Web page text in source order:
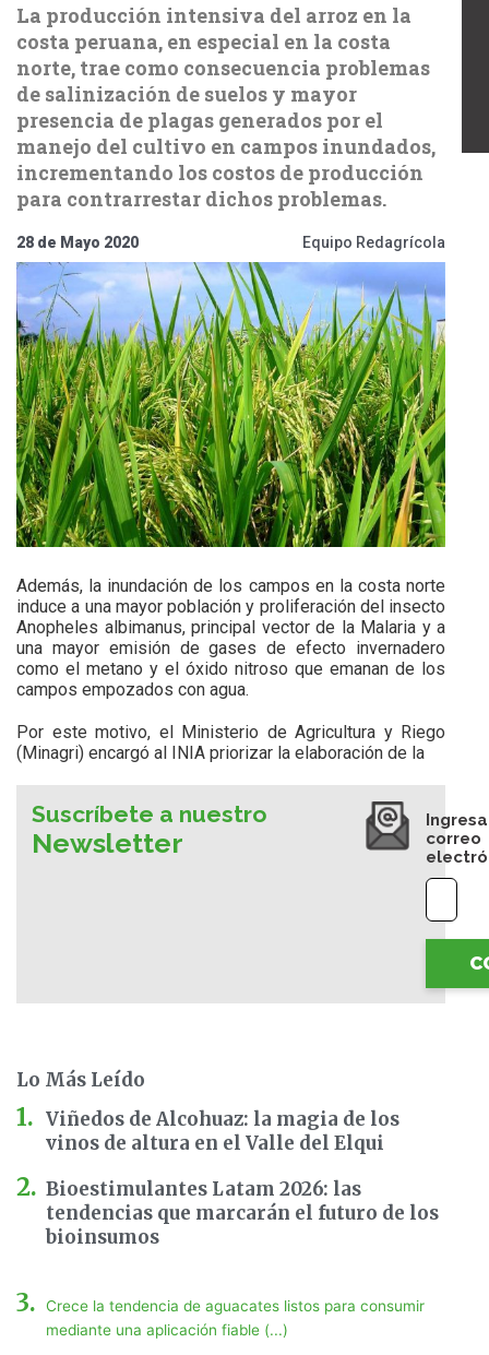
La producción intensiva del arroz en la
costa peruana, en especial en la costa
norte, trae como consecuencia problemas
de salinización de suelos y mayor
presencia de plagas generados por el
manejo del cultivo en campos inundados,
incrementando los costos de producción
para contrarrestar dichos problemas.
28 de Mayo 2020 Equipo Redagrícola
Además, la inundación de los campos en la costa norte
induce a una mayor población y proliferación del insecto
Anopheles albimanus, principal vector de la Malaria y a
una mayor emisión de gases de efecto invernadero
como el metano y el óxido nitroso que emanan de los
campos empozados con agua.
Por este motivo, el Ministerio de Agricultura y Riego
(Minagri) encargó al INIA priorizar la elaboración de la
Suscríbete a nuestro
Newsletter
correo
Lo Más Leído
Viñedos de Alcohuaz: la magia de los
vinos de altura en el Valle del Elqui
Bioestimulantes Latam 2026: las
tendencias que marcarán el futuro de los
bioinsumos
Crece la tendencia de aguacates listos para consumir
mediante una aplicación fiable (...)